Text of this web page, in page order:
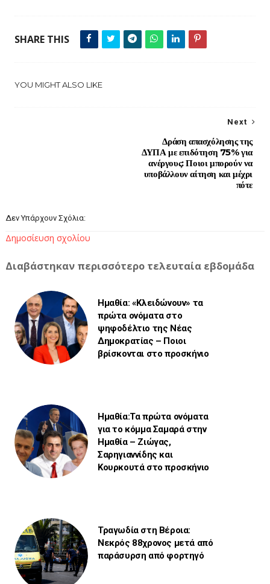
SHARE THIS
YOU MIGHT ALSO LIKE
Next
Δράση απασχόλησης της
ΔΥΠΑ με επιδότηση 75% για
ανέργους: Ποιοι μπορούν να
υποβάλλουν αίτηση και μέχρι
πότε
Δεν Υπάρχουν Σχόλια:
Δημοσίευση σχολίου
Διαβάστηκαν περισσότερο τελευταία εβδομάδα
Ημαθία: «Κλειδώνουν» τα
πρώτα ονόματα στο
ψηφοδέλτιο της Νέας
Δημοκρατίας – Ποιοι
βρίσκονται στο προσκήνιο
Ημαθία:Τα πρώτα ονόματα
για το κόμμα Σαμαρά στην
Ημαθία – Ζιώγας,
Σαρηγιαννίδης και
Κουρκουτά στο προσκήνιο
Τραγωδία στη Βέροια:
Νεκρός 88χρονος μετά από
παράσυρση από φορτηγό